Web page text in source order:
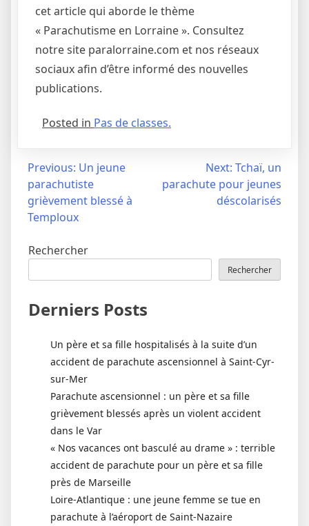
cet article qui aborde le thème
« Parachutisme en Lorraine ». Consultez
notre site paralorraine.com et nos réseaux
sociaux afin d’être informé des nouvelles
publications.
Posted in Pas de classes.
Navigation
l’article
Previous: Un jeune
parachutiste
grièvement blessé à
Temploux
Next: Tchaï, un
parachute pour jeunes
déscolarisés
Rechercher
Rechercher
Derniers Posts
Un père et sa fille hospitalisés à la suite d’un
accident de parachute ascensionnel à Saint-Cyr-
sur-Mer
Parachute ascensionnel : un père et sa fille
grièvement blessés après un violent accident
dans le Var
« Nos vacances ont basculé au drame » : terrible
accident de parachute pour un père et sa fille
près de Marseille
Loire-Atlantique : une jeune femme se tue en
parachute à l’aéroport de Saint-Nazaire